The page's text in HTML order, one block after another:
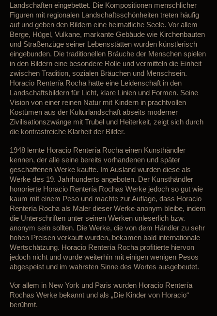
Landschaften eingebettet. Die Kompositionen menschlicher
Figuren mit regionalen Landschaftsschönheiten treten häufig
auf und geben den Bildern eine heimatliche Seele. Vor allem
Berge, Hügel, Vulkane, markante Gebäude wie Kirchenbauten
und Straßenzüge seiner Lebensstätten wurden künstlerisch
eingebunden. Die traditionellen Bräuche der Menschen spielen
in den Bildern eine besondere Rolle und vermitteln die Einheit
zwischen Tradition, sozialen Bräuchen und Menschsein.
Horacio Rentería Rocha hatte eine Leidenschaft in den
Landschaftsbildern für Licht, klare Linien und Formen. Seine
Vision von einer reinen Natur mit Kindern in prachtvollen
Kostümen aus der Kulturlandschaft abseits moderner
Zivilisationszwänge mit Trubel und Heiterkeit, zeigt sich durch
die kontrastreiche Klarheit der Bilder.
1 948 lernte Horacio Rentería Rocha einen Kunsthändler
kennen, der alle seine bereits vorhandenen und später
geschaffenen Werke kaufte. Im Ausland wurden diese als
Werke des 19. Jahrhunderts angeboten. Der Kunsthändler
honorierte Horacio Rentería Rochas Werke jedoch so gut wie
kaum mit einem Peso und machte zur Auflage, dass Horacio
Rentería Rocha als Maler dieser Werke anonym bleibe, indem
die Unterschriften unter seinen Werken unleserlich bzw.
anonym sein sollten. Die Werke, die von dem Händler zu sehr
hohen Preisen verkauft wurden, bekamen bald internationale
Wertschätzung. Horacio Rentería Rocha profitierte hiervon
jedoch nicht und wurde weiterhin mit einigen wenigen Pesos
abgespeist und im wahrsten Sinne des Wortes ausgebeutet.
Vor allem in New York und Paris wurden Horacio Rentería
Rochas Werke bekannt und als „Die Kinder von Horacio“
berühmt.